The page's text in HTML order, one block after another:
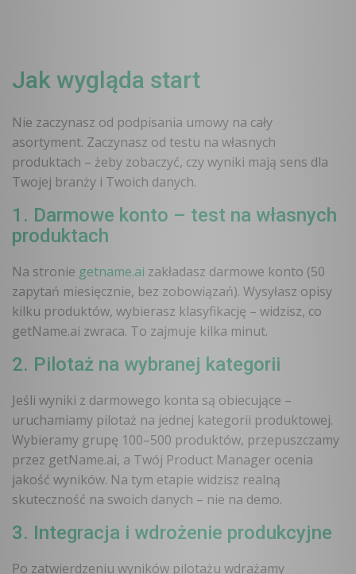
Jak wygląda start
Nie zaczynasz od podpisania umowy na cały
asortyment. Zaczynasz od testu na własnych
produktach – żeby zobaczyć, czy wyniki mają sens dla
Twojej branży i Twoich danych.
1. Darmowe konto – test na własnych
produktach
Na stronie getname.ai zakładasz darmowe konto (50
zapytań miesięcznie, bez zobowiązań). Wysyłasz opisy
kilku produktów, wybierasz klasyfikację – widzisz, co
getName.ai zwraca. To zajmuje kilka minut.
2. Pilotaż na wybranej kategorii
Jeśli wyniki z darmowego konta są obiecujące –
uruchamiamy pilotaż na jednej kategorii produktowej.
Wybieramy grupę 100–500 produktów, przepuszczamy
przez getName.ai, a Twój Product Manager ocenia
jakość wyników. Na tym etapie widzisz realną
skuteczność na swoich danych – nie na demo.
3. Integracja i wdrożenie produkcyjne
Po zatwierdzeniu wyników pilotażu wdrażamy